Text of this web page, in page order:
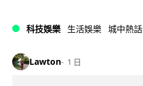
科技娛樂 生活娛樂 城中熱話
Lawton 1 日